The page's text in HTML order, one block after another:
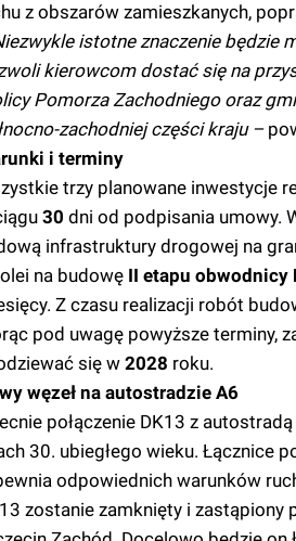
z obszarów zamieszkanych,
istotne znaczenie będzie
kierowcom dostać się na
Pomorza Zachodniego oraz
zachodniej części kraju –
i terminy
trzy planowane inwestycje
30 dni od podpisania umowy.
infrastruktury drogowej na
na budowę II etapu obwodnicy
Z czasu realizacji robót
pod uwagę powyższe terminy,
się w 2028 roku.
węzeł na autostradzie A6
połączenie DK13 z
30. ubiegłego wieku. Łącznice
odpowiednich warunków
zostanie zamknięty i zastąpiony